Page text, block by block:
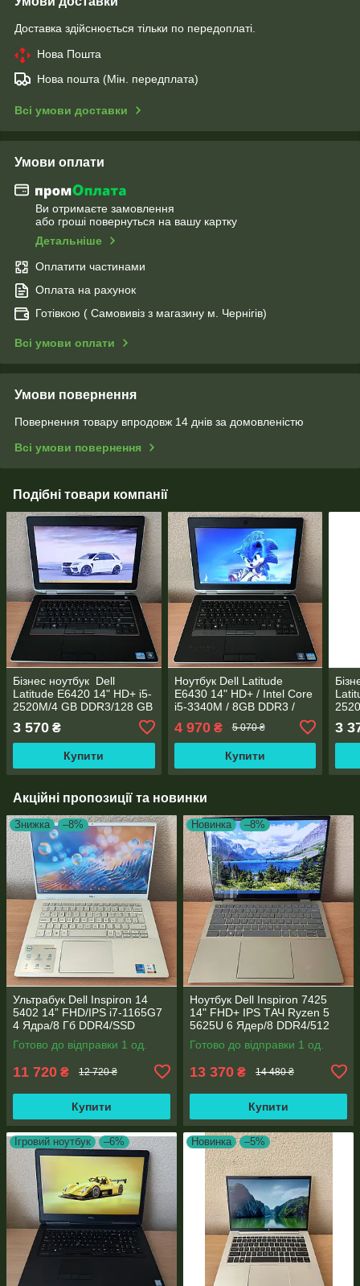
Доставка здійснюється тільки по передоплаті.
Нова Пошта
Нова пошта (Мін. передплата)
Всі умови доставки
Умови оплати
Ви отримаєте замовлення
або гроші повернуться на вашу картку
Детальніше
Оплатити частинами
Оплата на рахунок
Готівкою ( Самовивіз з магазину м. Чернігів)
Всі умови оплати
Умови повернення
Повернення товару впродовж 14 днів за домовленістю
Всі умови повернення
Подібні товари компанії
Бізнес ноутбук Dell
Latitude E6420 14" HD+ i5-
2520M/4 GB DDR3/128 GB
3000
3 570 ₴
Купити
Ноутбук Dell Latitude
E6430 14" HD+ / Intel Core
i5-3340M / 8GB DDR3 /
256GB SSD / NVS 5200M
4 970₴ 5 070 ₴
Купити
3
Акційні пропозиції та новинки
Знижка –8%
Ультрабук Dell Inspiron 14
5402 14” FHD/IPS i7-1165G7
4 Ядра/8 Гб DDR4/SSD
512Gb/ Intel Iris Xe Graphics
Готово до відправки 1 од.
11 720 ₴ 12 720 ₴
Купити
Новинка –8%
Ноутбук Dell Inspiron 7425
14" FHD+ IPS TАЧ Ryzen 5
5625U 6 Ядер/8 DDR4/512
SSD M.2/Radeon RX Vega
7/Type-C PD
Готово до відправки 1 од.
13 370 ₴ 14 480 ₴
Купити
Ігровий ноутбук –6% Новинка –5%